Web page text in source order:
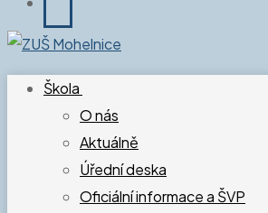
Škola
O nás
Aktuálně
Úřední deska
Oficiální informace a ŠVP